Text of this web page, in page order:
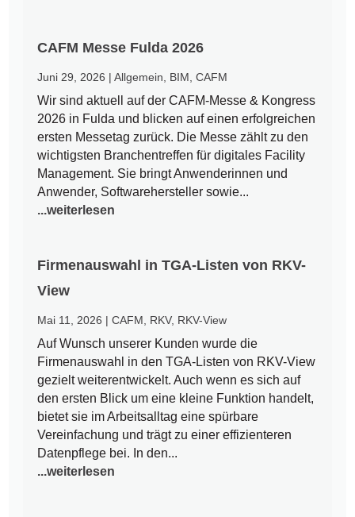
CAFM Messe Fulda 2026
Juni 29, 2026 |Allgemein BIM ,CAFM
Wir sind aktuell auf der CAFM-Messe & Kongress
2026 in Fulda und blicken auf einen erfolgreichen
ersten Messetag zurück. Die Messe zählt zu den
wichtigsten Branchentreffen für digitales Facility
Management. Sie bringt Anwenderinnen und
Anwender, Softwarehersteller sowie...
...weiterlesen
Firmenauswahl in TGA-Listen von RKV-
View
Mai 11, 2026 |CAFM RKV, RKV-View
Auf Wunsch unserer Kunden wurde die
Firmenauswahl in den TGA-Listen von RKV-View
gezielt weiterentwickelt. Auch wenn es sich auf
den ersten Blick um eine kleine Funktion handelt,
bietet sie im Arbeitsalltag eine spürbare
Vereinfachung und trägt zu einer effizienteren
Datenpflege bei. In den...
...weiterlesen